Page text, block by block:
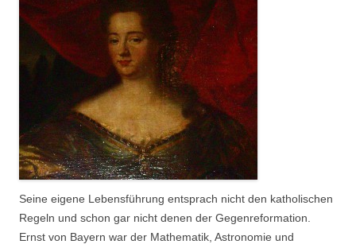
Seine eigene Lebensführung entsprach nicht den katholischen
Regeln und schon gar nicht denen der Gegenreformation.
Ernst von Bayern war der Mathematik, Astronomie und